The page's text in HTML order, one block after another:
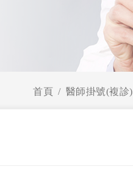
首頁 醫師掛號(複診)